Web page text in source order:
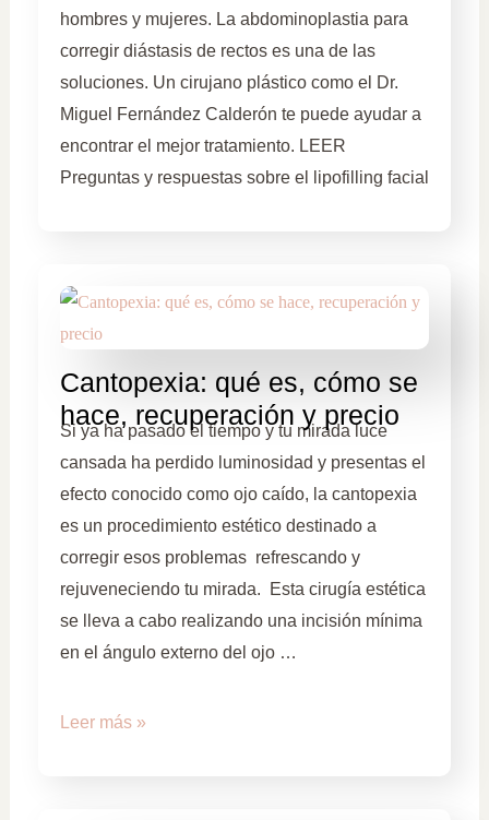
hombres y mujeres. La abdominoplastia para
corregir diástasis de rectos es una de las
soluciones. Un cirujano plástico como el Dr.
Miguel Fernández Calderón te puede ayudar a
encontrar el mejor tratamiento. LEER
Preguntas y respuestas sobre el lipofilling facial
Cantopexia: qué es, cómo se
hace, recuperación y precio
Si ya ha pasado el tiempo y tu mirada luce
cansada ha perdido luminosidad y presentas el
efecto conocido como ojo caído, la cantopexia
es un procedimiento estético destinado a
corregir esos problemas refrescando y
rejuveneciendo tu mirada. Esta cirugía estética
se lleva a cabo realizando una incisión mínima
en el ángulo externo del ojo …
Leer más »